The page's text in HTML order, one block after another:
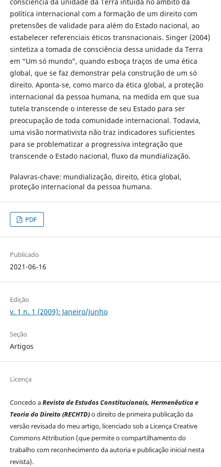
política internacional com a formação de um direito com
pretensões de validade para além do Estado nacional, ao
estabelecer referenciais éticos transnacionais. Singer (2004)
sintetiza a tomada de consciência dessa unidade da Terra
em “Um só mundo”, quando esboça traços de uma ética
global, que se faz demonstrar pela construção de um só
direito. Aponta-se, como marco da ética global, a proteção
internacional da pessoa humana, na medida em que sua
tutela transcende o interesse de seu Estado para ser
preocupação de toda comunidade internacional. Todavia,
uma visão normativista não traz indicadores suficientes
para se problematizar a progressiva integração que
transcende o Estado nacional, fluxo da mundialização.
Palavras-chave: mundialização, direito, ética global,
proteção internacional da pessoa humana.
PDF
Publicado
2021-06-16
Edição
v. 1 n. 1 (2009): Janeiro/Junho
Seção
Artigos
Licença
Concedo aRevista de Estudos Constitucionais, Hermenêutica e
Teoria do Direito (RECHTD)o direito de primeira publicação da
versão revisada do meu artigo, licenciado sob a Licença Creative
Commons Attribution (que permite o compartilhamento do
trabalho com reconhecimento da autoria e publicação inicial nesta
revista).